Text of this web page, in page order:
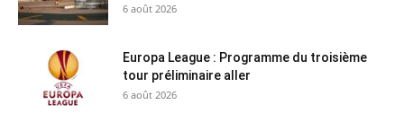
6 août 2026
Europa League : Programme du troisième
tour préliminaire aller
6 août 2026